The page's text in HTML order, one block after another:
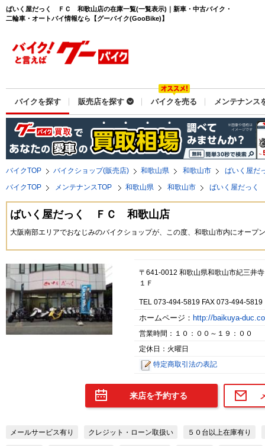
ばいく屋だっく ＦＣ 和歌山店の在庫一覧(一覧表示)｜新車・中古バイク・
二輪車・オートバイ情報なら【グーバイク(GooBike)】
バイクを探す 販売店を探す バイクを売る メンテナンス
バイクTOP バイクショップ(販売店) 和歌山県 和歌山市
ばいく屋
バイクTOP
メンテナンスTOP 和歌山県 和歌山市 ばいく屋だっ
ばいく屋だっく ＦＣ 和歌山店
大阪南部エリアでおなじみのバイクショップが、この度、和歌山市内にオープ
〒641-0012 和歌山県和歌山市紀三井
１Ｆ
TEL 073-494-5819 FAX 073-494-5819
ホームページ： http://baikuya-
営業時間：１０：００～１９：００
定休日：火曜日
特定商取引法の表記
来店を予約する
メールサービス有り クレジット・ローン取扱い ５０台以上在庫有り